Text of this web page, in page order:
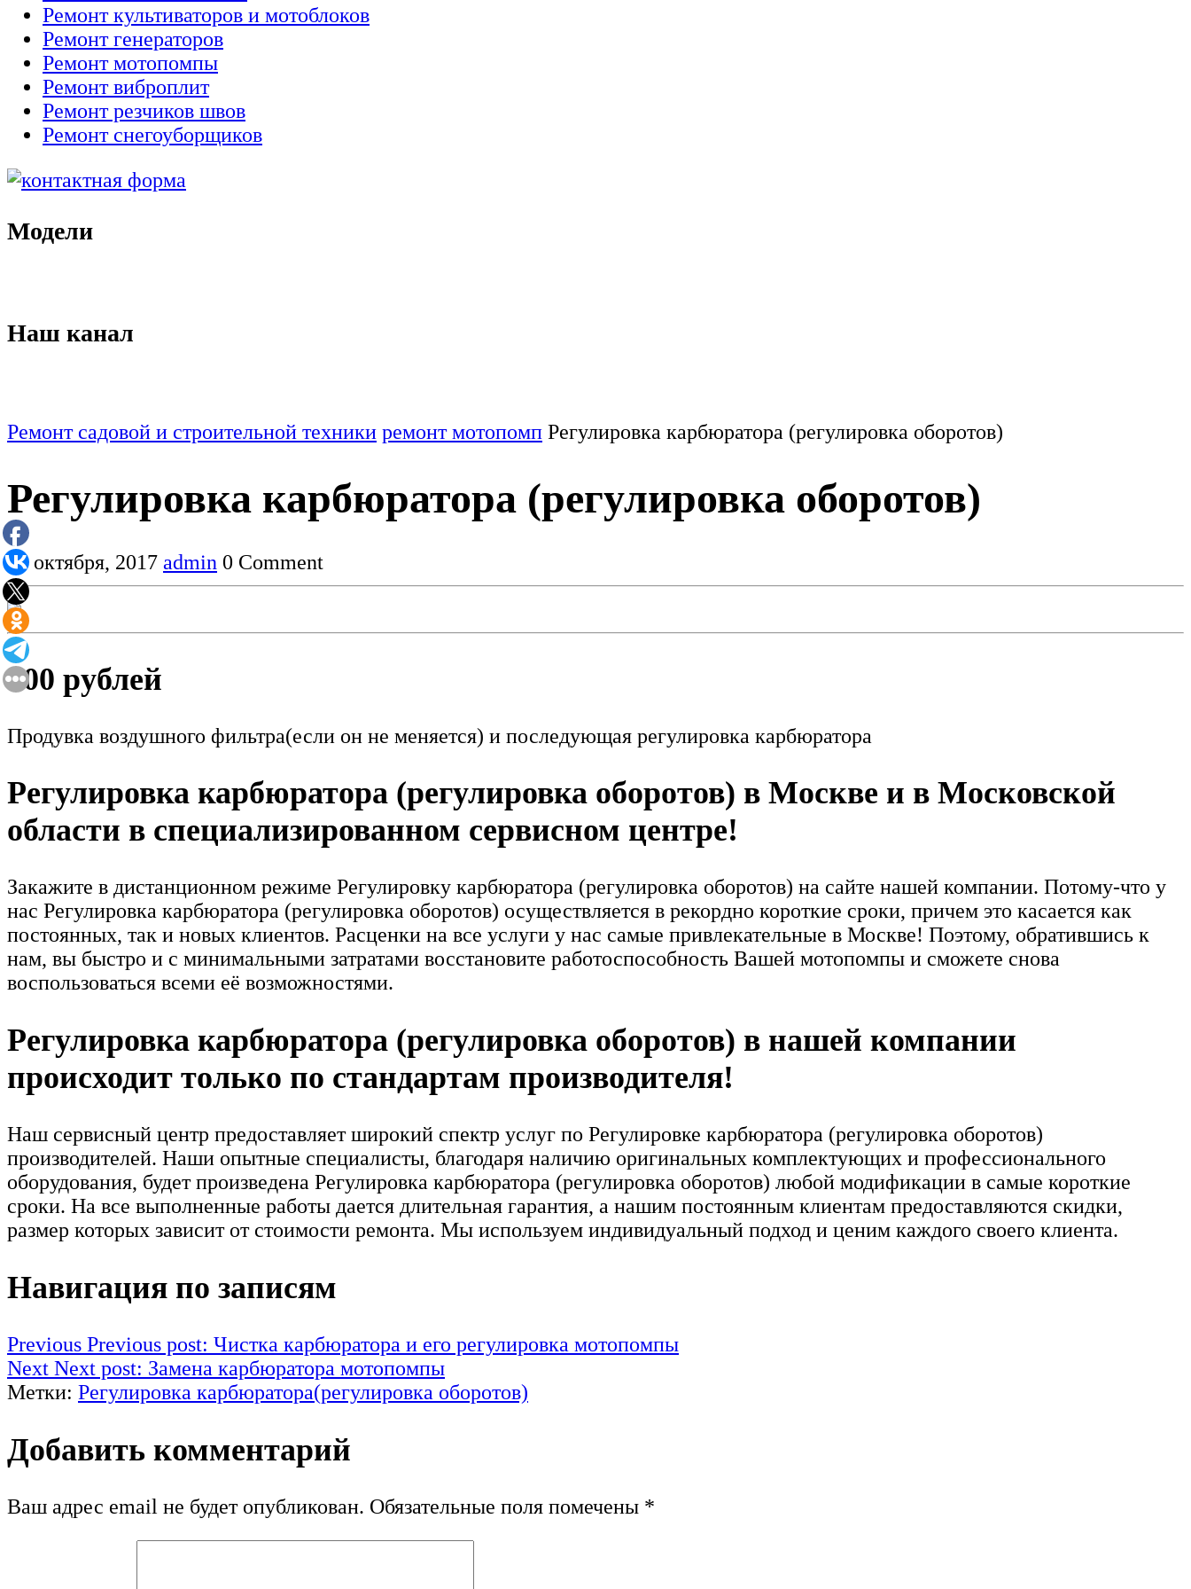
Ремонт культиваторов и мотоблоков
Ремонт генераторов
Ремонт мотопомпы
Ремонт виброплит
Ремонт резчиков швов
Ремонт снегоуборщиков
Модели
Наш канал
Ремонт садовой и строительной техники ремонт мотопомп Регулировка карбюратора (регулировка оборотов)
Регулировка карбюратора (регулировка оборотов)
23 октября, 2017 admin 0 Comment
600 рублей
Продувка воздушного фильтра(если он не меняется) и последующая регулировка карбюратора
Регулировка карбюратора (регулировка оборотов) в Москве и в Московской
области в специализированном сервисном центре!
Закажите в дистанционном режиме Регулировку карбюратора (регулировка оборотов) на сайте нашей компании. Потому-что у
нас Регулировка карбюратора (регулировка оборотов) осуществляется в рекордно короткие сроки, причем это касается как
постоянных, так и новых клиентов. Расценки на все услуги у нас самые привлекательные в Москве! Поэтому, обратившись к
нам, вы быстро и с минимальными затратами восстановите работоспособность Вашей мотопомпы и сможете снова
воспользоваться всеми её возможностями.
Регулировка карбюратора (регулировка оборотов) в нашей компании
происходит только по стандартам производителя!
Наш сервисный центр предоставляет широкий спектр услуг по Регулировке карбюратора (регулировка оборотов)
производителей. Наши опытные специалисты, благодаря наличию оригинальных комплектующих и профессионального
оборудования, будет произведена Регулировка карбюратора (регулировка оборотов) любой модификации в самые короткие
сроки. На все выполненные работы дается длительная гарантия, а нашим постоянным клиентам предоставляются скидки,
размер которых зависит от стоимости ремонта. Мы используем индивидуальный подход и ценим каждого своего клиента.
Навигация по записям
Previous Previous post: Чистка карбюратора и его регулировка мотопомпы
Next Next post: Замена карбюратора мотопомпы
Метки: Регулировка карбюратора(регулировка оборотов)
Добавить комментарий
Ваш адрес email не будет опубликован. Обязательные поля помечены *